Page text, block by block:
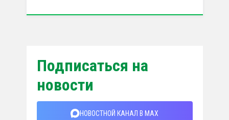
Подписаться на
новости
НОВОСТНОЙ КАНАЛ В MAX